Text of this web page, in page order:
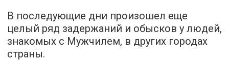
В последующие дни произошел еще
целый ряд задержаний и обысков у людей,
знакомых с Мужчилем, в других городах
страны.